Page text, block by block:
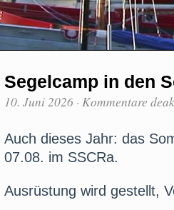
Segelcamp in den
10. Juni 2026 · Kommentare
Auch dieses Jahr: das
07.08. im SSCRa.
Ausrüstung wird gestellt,